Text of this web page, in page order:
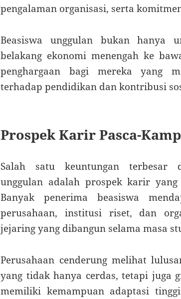
pengalaman organisasi, serta
Beasiswa unggulan bukan hanya
belakang ekonomi menengah ke
penghargaan bagi mereka yang
terhadap pendidikan dan kontribusi
Prospek Karir Pasca-
Salah satu keuntungan terbesar
unggulan adalah prospek karir
Banyak penerima beasiswa
perusahaan, institusi riset, dan
jejaring yang dibangun selama masa
Perusahaan cenderung melihat
yang tidak hanya cerdas, tetapi juga
memiliki kemampuan adaptasi